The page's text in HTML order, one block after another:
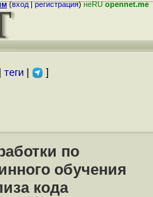
(вход|регистрация)неRUopennet.me
теги| ]
по
обучения
кода